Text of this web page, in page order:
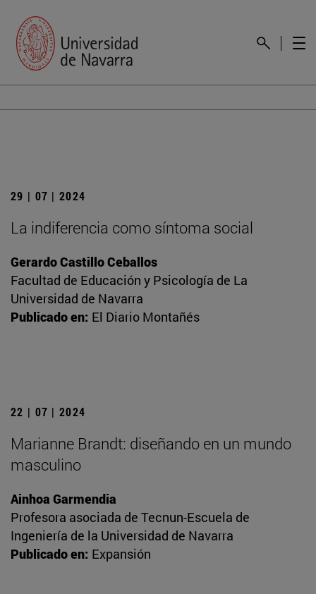
29 | 07 | 2024
La indiferencia como síntoma social
Gerardo Castillo Ceballos
Facultad de Educación y Psicología de La
Universidad de Navarra
Publicado en: El Diario Montañés
22 | 07 | 2024
Marianne Brandt: diseñando en un mundo
masculino
Ainhoa Garmendia
Profesora asociada de Tecnun-Escuela de
Ingeniería de la Universidad de Navarra
Publicado en: Expansión